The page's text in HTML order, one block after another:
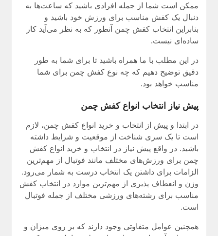
ممکن است شما از جمله افرادی باشید که ساعت‌ها به
دنبال یک کفش مناسب برای ورزش خود باشید و
بنابراین انتخاب کفش چمن آنطور که به نظر می‌آید کار
ساده‌ای نیست.
در این مطلب با ما همراه باشید تا برای شما به طور
دقیق توضیح دهیم که چه نوع کفش چمن برای شما
مناسب خواهد بود.
پیش نیاز انتخاب انواع کفش چمن
در ابتدا و پیش از انتخاب و خرید انواع کفش چمن، لازم
است تا یک سری شناخت از موقعیت و شرایط داشته
باشید. در واقع پیش نیاز در انتخاب و خرید انواع کفش
چمن برای ورزش‌های مختلف مانند فوتبال از مهم‌ترین
الزامات برای داشتن یک انتخاب درست به شمار می‌رود.
وزن و انعطاف پذیری از مهم‌ترین موارد در انتخاب کفش
مناسب برای رشته‌های ورزشی مختلف از جمله فوتبال
است.
همچنین عوامل متفاوتی وجود دارند که بر روی میزان و